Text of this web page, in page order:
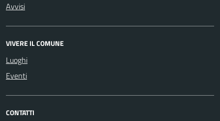
Avvisi
VIVERE IL COMUNE
Luoghi
Eventi
CONTATTI